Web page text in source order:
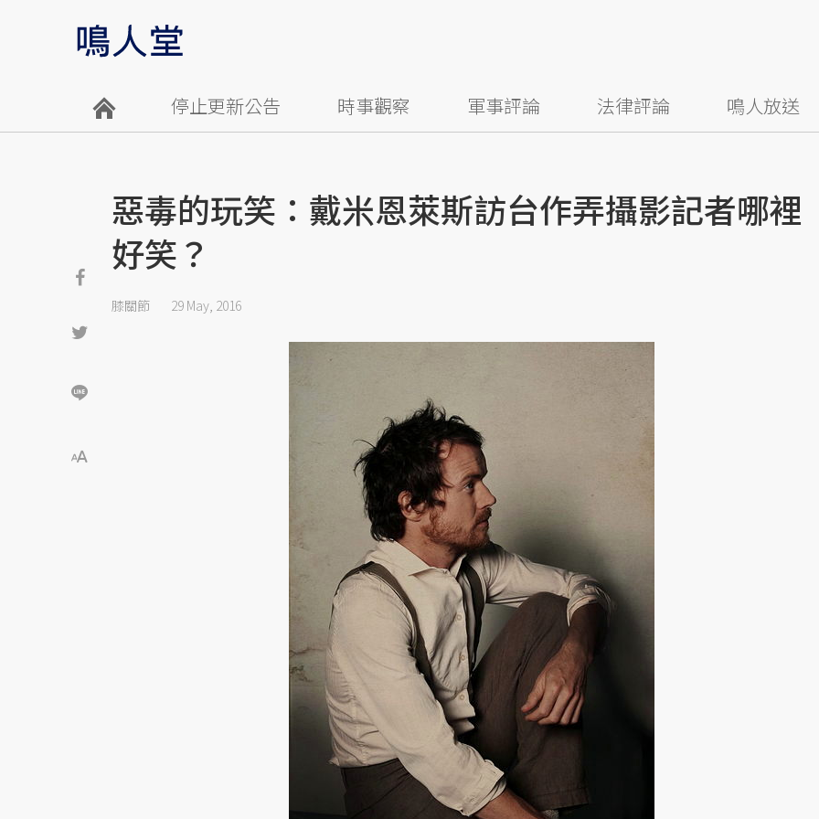
停止更新公告 時事觀察 軍事評論 法律評論 鳴人放送
惡毒的玩笑：戴米恩萊斯訪台作弄攝影記者哪裡
好笑？
膝關節 29 May, 2016